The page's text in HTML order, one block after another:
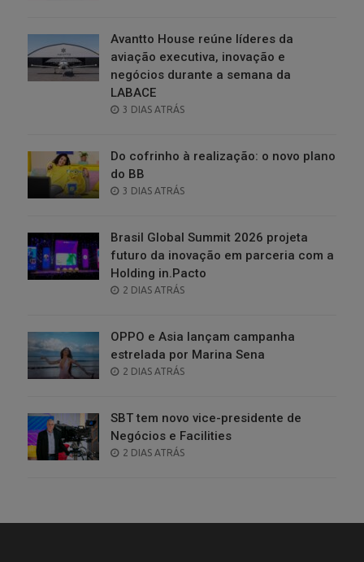
Avantto House reúne líderes da
aviação executiva, inovação e
negócios durante a semana da
LABACE
POSTED
3 DIAS ATRÁS
Do cofrinho à realização: o novo plano
do BB
POSTED
3 DIAS ATRÁS
Brasil Global Summit 2026 projeta
futuro da inovação em parceria com a
Holding in.Pacto
POSTED
2 DIAS ATRÁS
OPPO e Asia lançam campanha
estrelada por Marina Sena
POSTED
2 DIAS ATRÁS
SBT tem novo vice-presidente de
Negócios e Facilities
POSTED
2 DIAS ATRÁS